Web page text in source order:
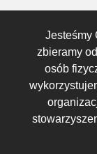
Jesteśmy
zbieramy
osób